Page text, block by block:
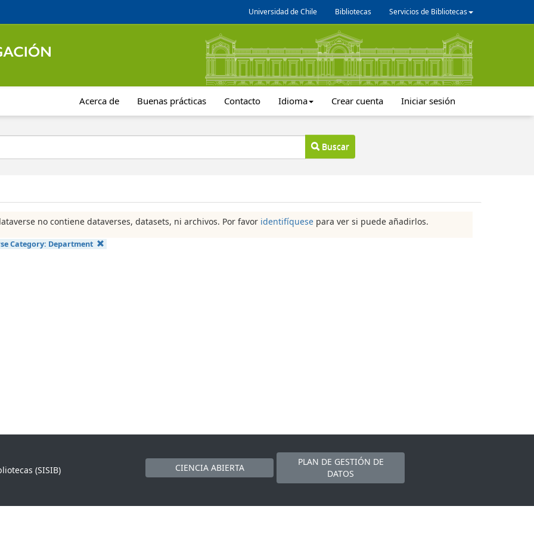
Universidad de Chile Bibliotecas Servicios de Bibliotecas
Acerca de Buenas prácticas Contacto Idioma Crear cuenta Iniciar sesión
Buscar
no contiene dataverses, datasets, ni archivos. Por favor identifíquese para ver si puede añadirlos.
Category: Department
(SISIB)
CIENCIA ABIERTA
PLAN DE GESTIÓN DE
DATOS